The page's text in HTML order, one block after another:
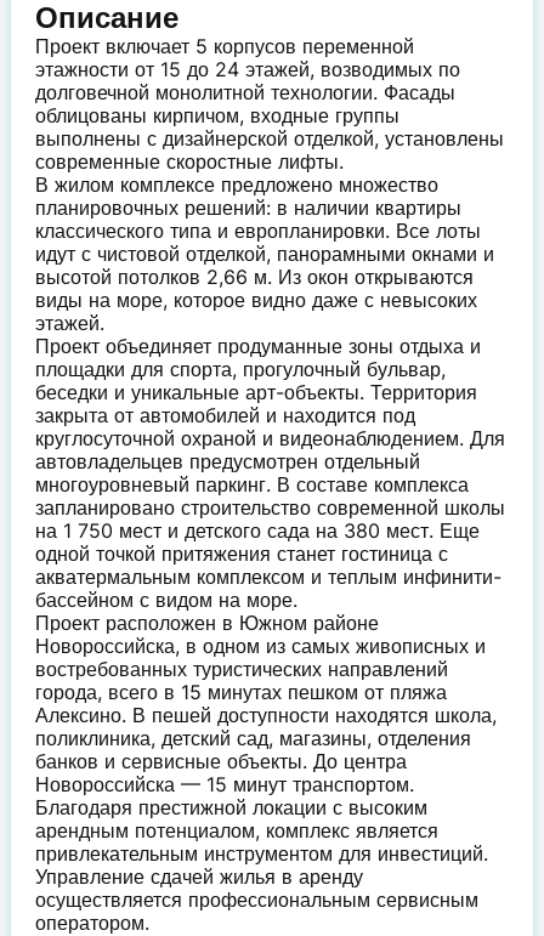
Описание
Проект включает 5 корпусов переменной
этажности от 15 до 24 этажей, возводимых по
долговечной монолитной технологии. Фасады
облицованы кирпичом, входные группы
выполнены с дизайнерской отделкой, установлены
современные скоростные лифты.
В жилом комплексе предложено множество
планировочных решений: в наличии квартиры
классического типа и европланировки. Все лоты
идут с чистовой отделкой, панорамными окнами и
высотой потолков 2,66 м. Из окон открываются
виды на море, которое видно даже с невысоких
этажей.
Проект объединяет продуманные зоны отдыха и
площадки для спорта, прогулочный бульвар,
беседки и уникальные арт-объекты. Территория
закрыта от автомобилей и находится под
круглосуточной охраной и видеонаблюдением. Для
автовладельцев предусмотрен отдельный
многоуровневый паркинг. В составе комплекса
запланировано строительство современной школы
на 1 750 мест и детского сада на 380 мест. Еще
одной точкой притяжения станет гостиница с
акватермальным комплексом и теплым инфинити-
бассейном с видом на море.
Проект расположен в Южном районе
Новороссийска, в одном из самых живописных и
востребованных туристических направлений
города, всего в 15 минутах пешком от пляжа
Алексино. В пешей доступности находятся школа,
поликлиника, детский сад, магазины, отделения
банков и сервисные объекты. До центра
Новороссийска — 15 минут транспортом.
Благодаря престижной локации с высоким
арендным потенциалом, комплекс является
привлекательным инструментом для инвестиций.
Управление сдачей жилья в аренду
осуществляется профессиональным сервисным
оператором.